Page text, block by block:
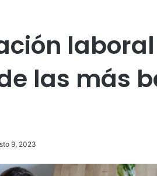
las más
9, 2023